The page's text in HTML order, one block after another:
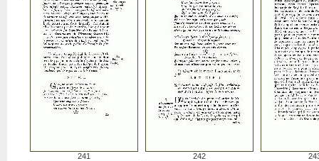
241 242